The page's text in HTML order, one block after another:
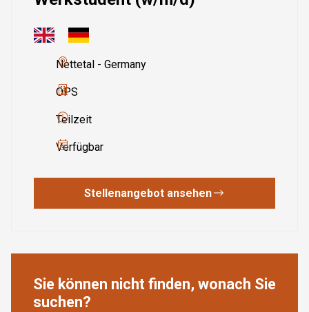
Nettetal - Germany
OPS
Teilzeit
Verfügbar
Stellenangebot ansehen
Sie können nicht finden, wonach Sie
suchen?